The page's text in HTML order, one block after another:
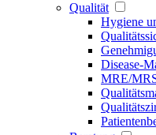
Qualität
Hygiene
Disease-
MRE/